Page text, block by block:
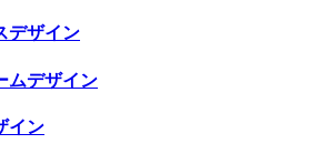
デザイン
ムデザイン
イン